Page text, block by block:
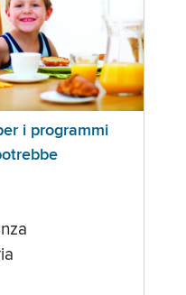
i programmi